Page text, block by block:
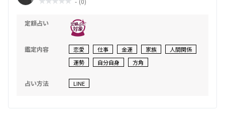
定額占い
鑑定内容 恋愛 仕事 金運 家族
人間関係
運勢
自分自身 方角
占い方法 LINE